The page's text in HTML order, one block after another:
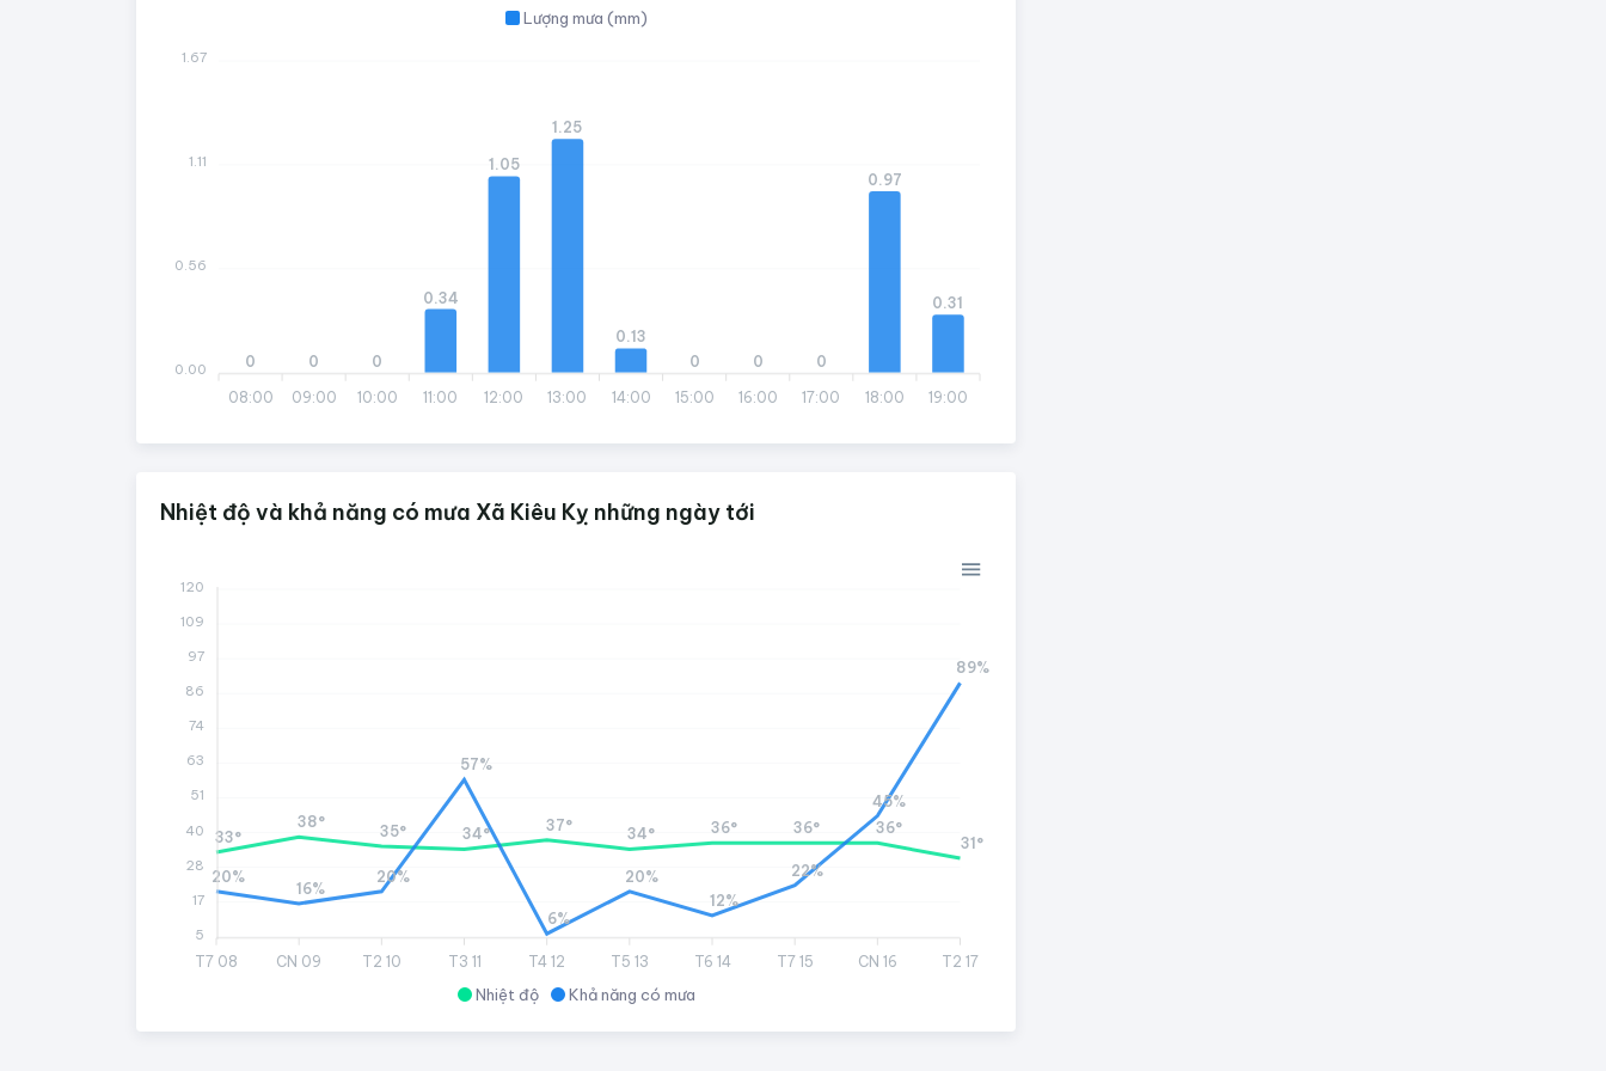
Lượng mưa (mm)
08:00 09:00 10:00 11:00 12:00 13:00 14:00 15:00 16:00 17:00 18:00 19:00
0 0 0
0.34
1.05
1.25
0.13
0
0 0
0.97
0.31
1.67
1.11
0.56
0.00
Nhiệt độ và khả năng có mưa Xã Kiêu Kỵ những ngày tới
Nhiệt độ Khả năng có mưa
T7 08 CN 09 T2 10 T3 11 T4 12 T5 13 T6 14 T7 15 CN 16 T2 17
33°
38°
35° 34°
37°
34° 36° 36°
36°
31°
20%
16%
20%
57%
6%
20%
12%
22%
45%
89%
120
109
97
86
74
63
51
40
28
17
5